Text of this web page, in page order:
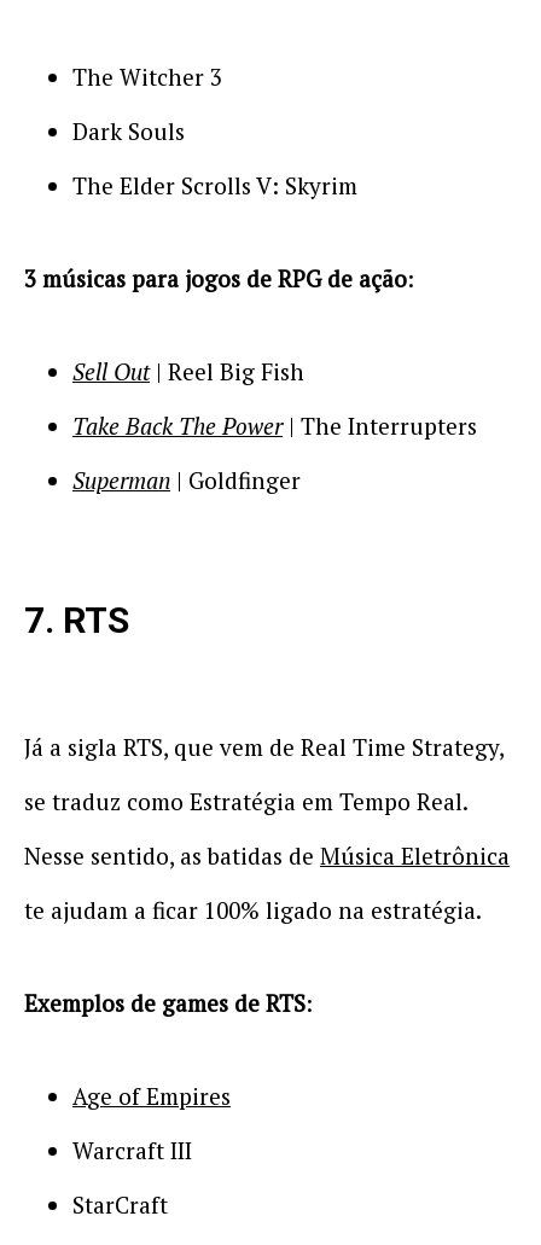
The Witcher 3
Dark Souls
The Elder Scrolls V: Skyrim
3 músicas para jogos de RPG de ação:
Sell Out| Reel Big Fish
Take Back The Power| The Interrupters
Superman | Goldfinger
7. RTS
Já a sigla RTS, que vem de Real Time Strategy,
se traduz como Estratégia em Tempo Real.
Nesse sentido, as batidas de Música Eletrônica
te ajudam a ficar 100% ligado na estratégia.
Exemplos de games de RTS:
Age of Empires
Warcraft III
StarCraft